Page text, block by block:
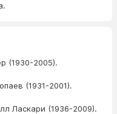
(1930-2005).
(1931-2001).
Ласкари (1936-2009).